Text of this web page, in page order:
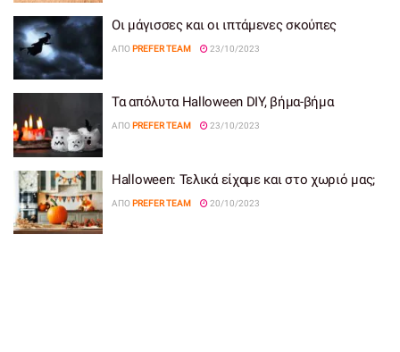
Οι μάγισσες και οι ιπτάμενες σκούπες
ΑΠΌ PREFER TEAM 23/10/2023
Τα απόλυτα Halloween DIY, βήμα-βήμα
ΑΠΌ PREFER TEAM 23/10/2023
Halloween: Τελικά είχαμε και στο χωριό μας;
ΑΠΌ PREFER TEAM 20/10/2023